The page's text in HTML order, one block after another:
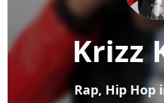
Krizz
Rap, Hip